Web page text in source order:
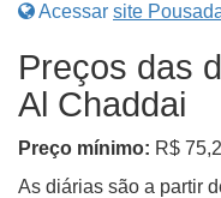
Acessar site
Preços das
Al Chaddai
Preço mínimo: R$
As diárias são a partir